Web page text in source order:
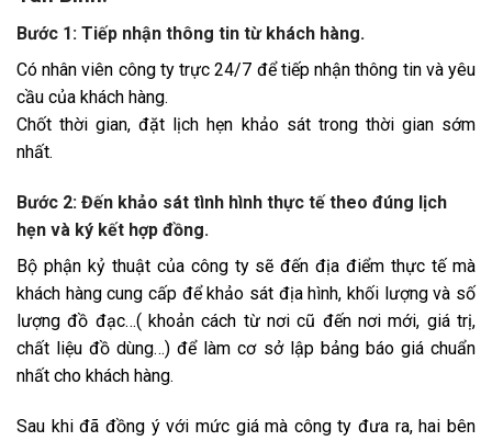
Bước 1: Tiếp nhận thông tin từ khách hàng.
Có nhân viên công ty trực 24/7 để tiếp nhận thông tin và yêu
cầu của khách hàng.
Chốt thời gian, đặt lịch hẹn khảo sát trong thời gian sớm
nhất.
Bước 2: Đến khảo sát tình hình thực tế theo đúng lịch
hẹn và ký kết hợp đồng.
Bộ phận kỷ thuật của công ty sẽ đến địa điểm thực tế mà
khách hàng cung cấp để khảo sát địa hình, khối lượng và số
lượng đồ đạc…( khoản cách từ nơi cũ đến nơi mới, giá trị,
chất liệu đồ dùng…) để làm cơ sở lập bảng báo giá chuẩn
nhất cho khách hàng.
Sau khi đã đồng ý với mức giá mà công ty đưa ra, hai bên